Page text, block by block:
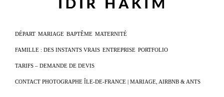
DÉPART MARIAGE BAPTÊME MATERNITÉ
FAMILLE : DES INSTANTS VRAIS ENTREPRISE PORTFOLIO
TARIFS – DEMANDE DE DEVIS
CONTACT PHOTOGRAPHE ÎLE-DE-FRANCE | MARIAGE, AIRBNB & ANTS